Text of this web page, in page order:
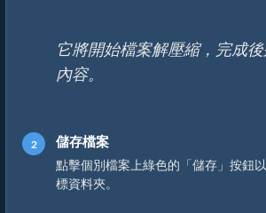
它將開始檔案解壓縮，完成
內容。
儲存檔案
點擊個別檔案上綠色的「儲存」按鈕
標資料夾。